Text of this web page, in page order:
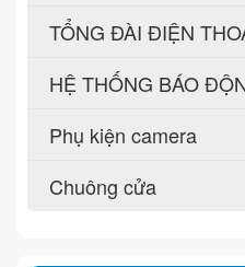
TỔNG ĐÀI ĐIỆN
HỆ THỐNG BÁO
Phụ kiện camera
Chuông cửa